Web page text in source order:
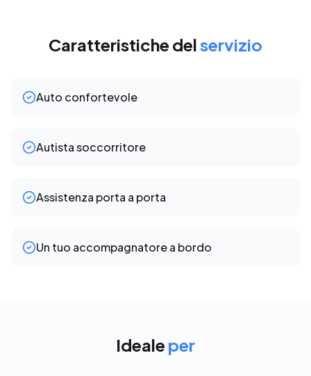
Caratteristiche delservizio
Auto confortevole
Autista soccorritore
Assistenza porta a porta
Un tuo accompagnatore a bordo
Ideale per